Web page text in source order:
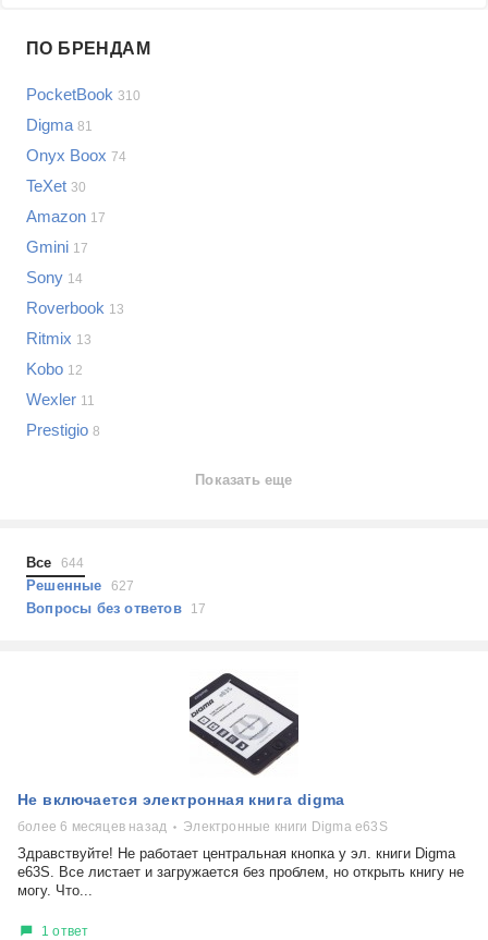
LG
Sony
Bosch
Asus
Lenovo
Apple
Indesit
JBL
Показать еще
Проблемы по категориям
Сотовые телефоны
Планшеты
Наушники
Выберите...
не включается
самопроизвольное выключение
возможность ремонта
самостоятельный ремонт
выдает ошибку
плохо работает
решение проблемы
ПО БРЕНДАМ
PocketBook 310
Digma 81
Onyx Boox 74
TeXet 30
Amazon 17
Gmini 17
Sony 14
Roverbook 13
Ritmix 13
Kobo 12
Wexler 11
Prestigio 8
Показать еще
Все 644
Решенные 627
Вопросы без ответов 17
Не включается электронная книга digma
более 6 месяцев назад Электронные книги Digma е63S
Здравствуйте! Не работает центральная кнопка у эл. книги Digma
е63S. Все листает и загружается без проблем, но открыть книгу не
могу. Что...
1 ответ